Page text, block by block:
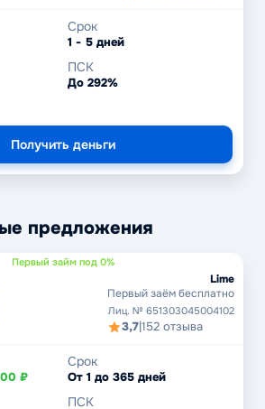
Срок
1 - 5 дней
ПСК
До 292%
Получить деньги
предложения
Первый займ под 0%
Lime
Первый заём бесплатно
Лиц. № 651303045004102
3,7|152 отзыва
₽
Срок
От 1 до 365 дней
ПСК